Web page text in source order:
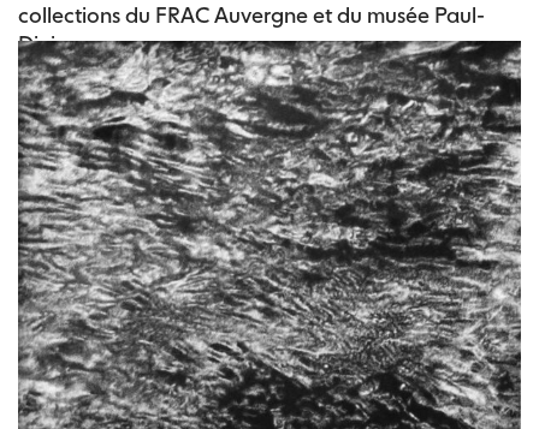
collections du FRAC Auvergne et du musée Paul-
Dini